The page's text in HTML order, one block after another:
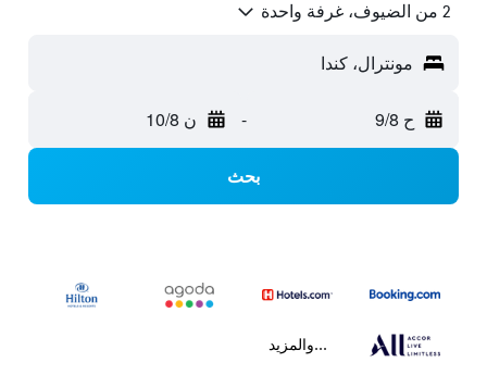
2 من الضيوف، غرفة واحدة
مونترال، كندا
ح 9/8 - ن 10/8
بحث
...والمزيد